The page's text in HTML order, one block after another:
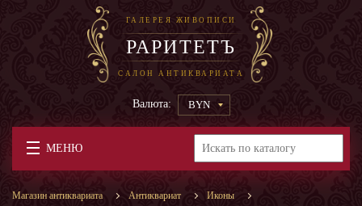
ГАЛЕРЕЯ ЖИВОПИСИ
РАРИТЕТЪ
САЛОН АНТИКВАРИАТА
Валюта: BYN
МЕНЮ
Магазин антиквариата Антиквариат Иконы